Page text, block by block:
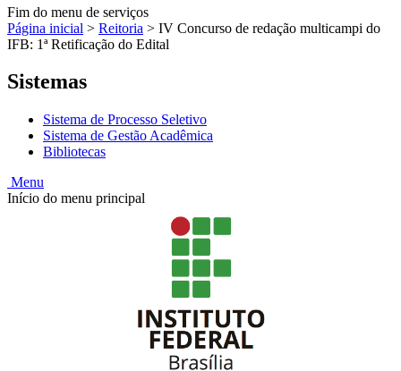
Fim do menu de serviços
Página inicial > Reitoria > IV Concurso de redação multicampi do
IFB: 1ª Retificação do Edital
Sistemas
Sistema de Processo Seletivo
Sistema de Gestão Acadêmica
Bibliotecas
Menu
Início do menu principal